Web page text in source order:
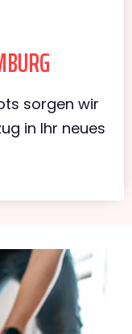
sorgen wir
in Ihr neues